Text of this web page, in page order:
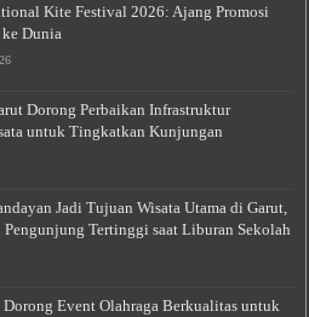
Kite Festival 2026: Ajang Promosi
Dunia
Dorong Perbaikan Infrastruktur
untuk Tingkatkan Kunjungan
Jadi Tujuan Wisata Utama di Garut,
Pengunjung Tertinggi saat Liburan Sekolah
Event Olahraga Berkualitas untuk